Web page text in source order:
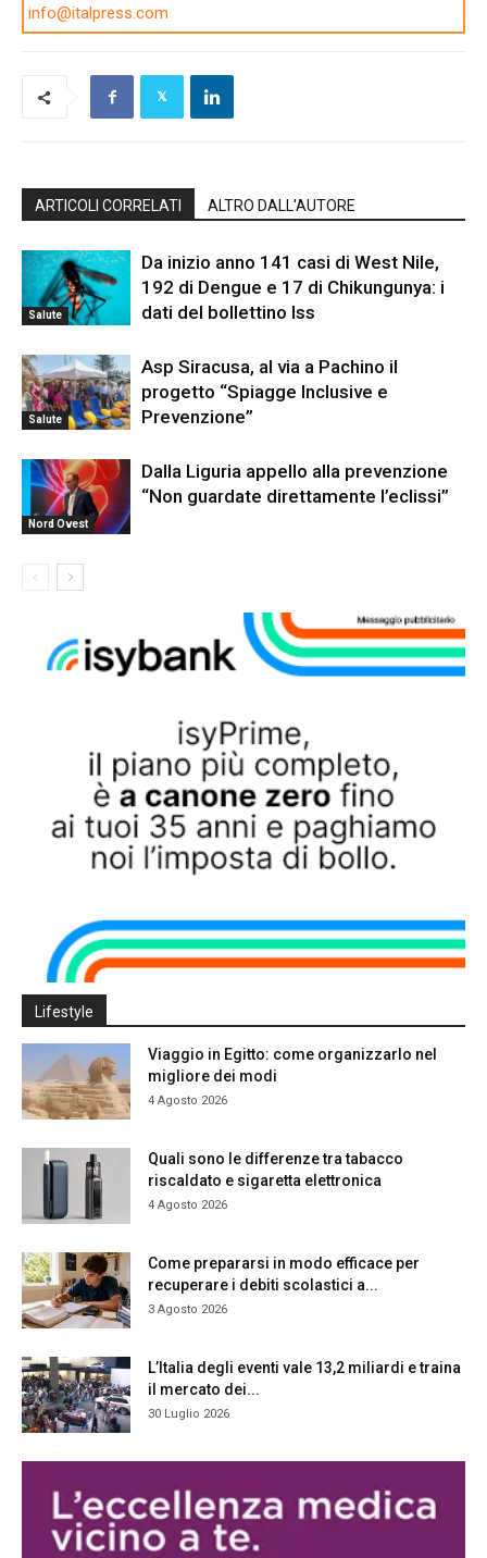
info@italpress.com
ARTICOLI CORRELATI ALTRO DALL'AUTORE
Salute
Da inizio anno 141 casi di West Nile,
192 di Dengue e 17 di Chikungunya: i
dati del bollettino Iss
Salute
Asp Siracusa, al via a Pachino il
progetto “Spiagge Inclusive e
Prevenzione”
Nord Ovest
Dalla Liguria appello alla prevenzione
“Non guardate direttamente l’eclissi”
Lifestyle
Viaggio in Egitto: come organizzarlo nel
migliore dei modi
4 Agosto 2026
Quali sono le differenze tra tabacco
riscaldato e sigaretta elettronica
4 Agosto 2026
Come prepararsi in modo efficace per
recuperare i debiti scolastici a...
3 Agosto 2026
L’Italia degli eventi vale 13,2 miliardi e traina
il mercato dei...
30 Luglio 2026